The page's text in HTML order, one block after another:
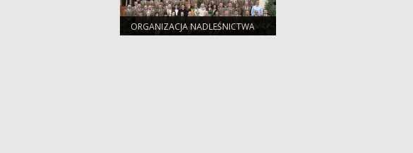
ORGANIZACJA NADLEŚNICTWA